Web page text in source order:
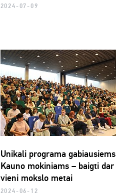
2024-07-09
Unikali programa gabiausiems
Kauno mokiniams – baigti dar
vieni mokslo metai
2024-06-12